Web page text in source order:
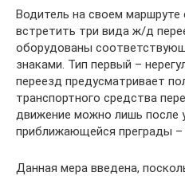
Водитель на своем
встретить три вида ж/д
оборудованы
знаками. Тип первый –
переезд предусматривает
транспортного средства
движение можно лишь после
приближающейся преграды –
Данная мера введена,